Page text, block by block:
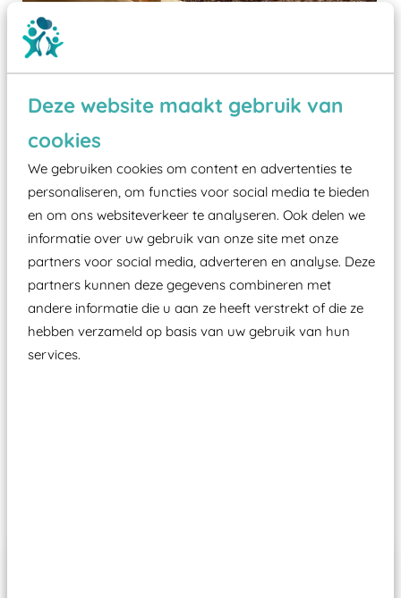
Deze website maakt gebruik van
cookies
We gebruiken cookies om content en advertenties te
personaliseren, om functies voor social media te bieden
en om ons websiteverkeer te analyseren. Ook delen we
informatie over uw gebruik van onze site met onze
partners voor social media, adverteren en analyse. Deze
partners kunnen deze gegevens combineren met
andere informatie die u aan ze heeft verstrekt of die ze
hebben verzameld op basis van uw gebruik van hun
services.
Wist je dat:
Vanaf een valhoogte van 1,5 meter een speciale
valondergrond onder speeltoestellen verplicht is
zoals kunstgras, rubber tegels of boomschors?
Elk speeltoestel in de openbare ruimte voorzien
moet zijn van een typekeuring, -plaatje en
certificering, uitgegeven door een Nederlands
aangewezen keuringsinstantie?